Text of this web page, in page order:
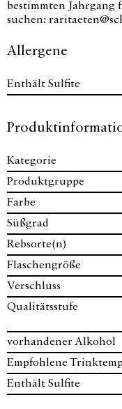
bestimmten Jahrgang
suchen:
Allergene
Enthält Sulfite
Kategorie
Produktgruppe
Farbe
Süßgrad
Rebsorte(n)
Flaschengröße
Verschluss
Qualitätsstufe
vorhandener Alkohol
Empfohlene
Enthält Sulfite